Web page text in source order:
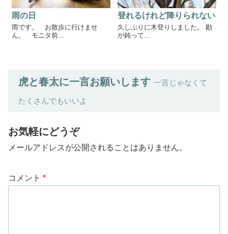
雨の日
雨です。 お散歩に行けませ
ん。 モニタ前...
登れるけれど降りられない
久しぶりに木登りしました。 勘
が鈍って...
虎と春太に一言お願いします 一言じゃなくて
たくさんでもいいよ
お気軽にどうぞ
メールアドレスが公開されることはありません。
コメント *